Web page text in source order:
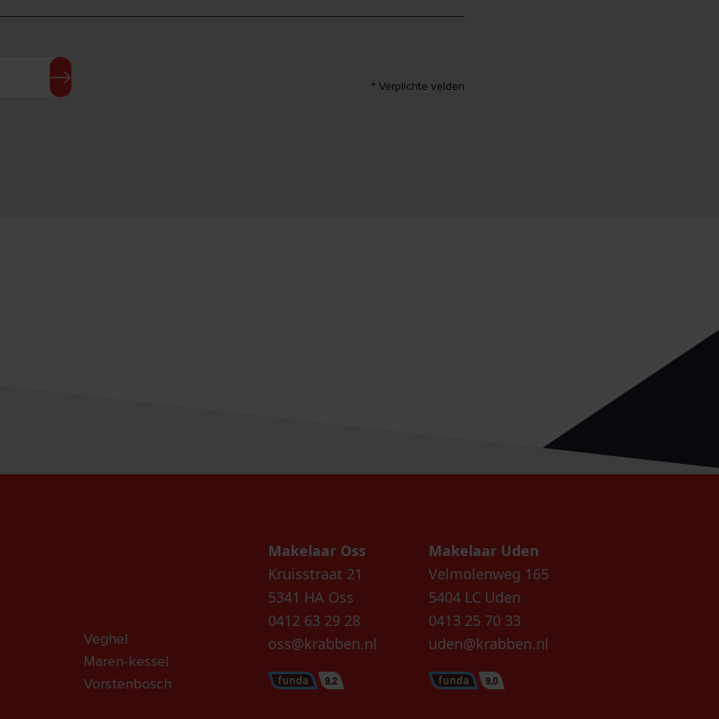
* Verplichte velden
Veghel
Maren-kessel
Vorstenbosch
Makelaar Oss
Kruisstraat 21
5341 HA Oss
0412 63 29 28
oss@krabben.nl
9,2
Makelaar Uden
Velmolenweg 165
5404 LC Uden
0413 25 70 33
uden@krabben.nl
9,0